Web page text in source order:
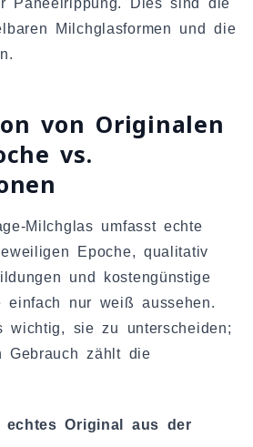
Milchglasformen und die
von Originalen
vs.
Milchglas umfasst echte
Epoche, qualitativ
und kostengünstige
einfach nur weiß aussehen.
wichtig, sie zu unterscheiden;
Gebrauch zählt die
Original aus der